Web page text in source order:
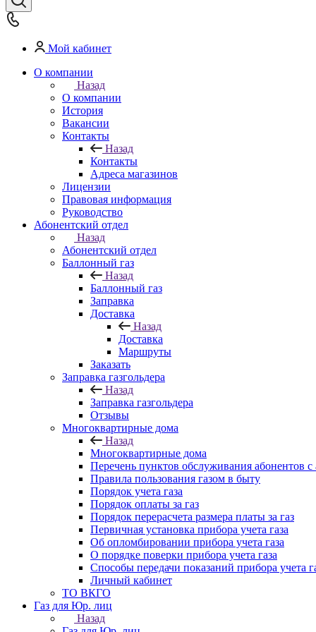
Мой кабинет
О компании
Назад
О компании
История
Вакансии
Контакты
Назад
Контакты
Адреса магазинов
Лицензии
Правовая информация
Руководство
Абонентский отдел
Назад
Абонентский отдел
Баллонный газ
Назад
Баллонный газ
Заправка
Доставка
Назад
Доставка
Маршруты
Заказать
Заправка газгольдера
Назад
Заправка газгольдера
Отзывы
Многоквартирные дома
Назад
Многоквартирные дома
Перечень пунктов обслуживания абонентов
Правила пользования газом в быту
Порядок учета газа
Порядок оплаты за газ
Порядок перерасчета размера платы за газ
Первичная установка прибора учета газа
Об опломбировании прибора учета газа
О порядке поверки прибора учета газа
Способы передачи показаний прибора учета
Личный кабинет
ТО ВКГО
Газ для Юр. лиц
Назад